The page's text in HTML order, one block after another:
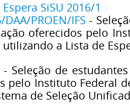
SiSU 2016/1
PROEN/IFS -
oferecidos pelo
utilizando a Lista de
- Seleção de
pelo Instituto Federal
de Seleção